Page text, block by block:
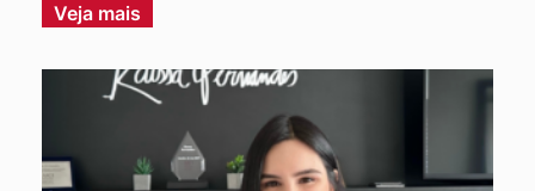
Veja mais